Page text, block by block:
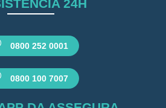
24H
0800 252 0001
0800 100 7007